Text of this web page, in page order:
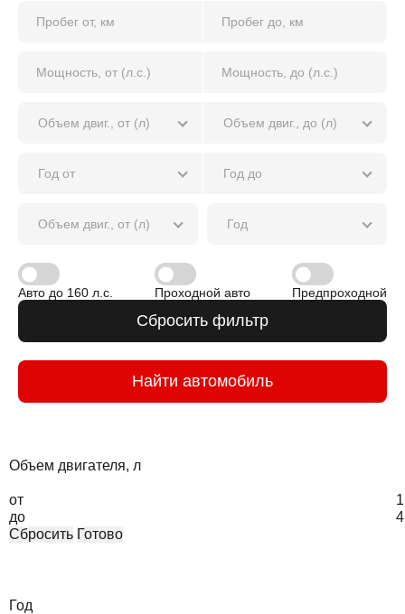
Объем двиг., от (л) Объем двиг., до (л)
Год от Год до
Объем двиг., от (л) Год
Авто до 160 л.с. Проходной авто Предпроходной
Сбросить фильтр
Найти автомобиль
Объем двигателя, л
от
до
Сбросить Готово
Год